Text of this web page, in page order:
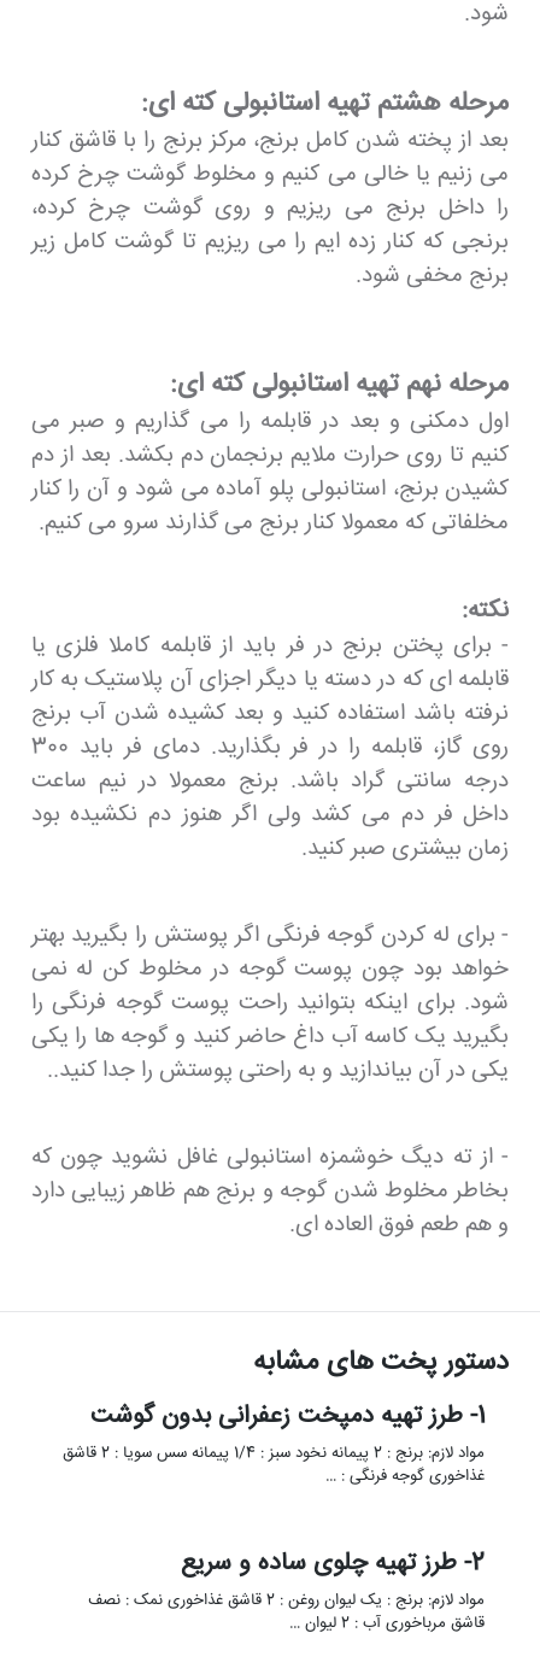
شود.
مرحله هشتم تهیه استانبولی کته ای:
بعد از پخته شدن کامل برنج، مرکز برنج را با قاشق کنار
می زنیم یا خالی می کنیم و مخلوط گوشت چرخ کرده
را داخل برنج می ریزیم و روی گوشت چرخ کرده،
برنجی که کنار زده ایم را می ریزیم تا گوشت کامل زیر
برنج مخفی شود.
مرحله نهم تهیه استانبولی کته ای:
اول دمکنی و بعد در قابلمه را می گذاریم و صبر می
کنیم تا روی حرارت ملایم برنجمان دم بکشد. بعد از دم
کشیدن برنج، استانبولی پلو آماده می شود و آن را کنار
مخلفاتی که معمولا کنار برنج می گذارند سرو می کنیم.
نکته:
- برای پختن برنج در فر باید از قابلمه کاملا فلزی یا
قابلمه ای که در دسته یا دیگر اجزای آن پلاستیک به کار
نرفته باشد استفاده کنید و بعد کشیده شدن آب برنج
روی گاز، قابلمه را در فر بگذارید. دمای فر باید 300
درجه سانتی گراد باشد. برنج معمولا در نیم ساعت
داخل فر دم می کشد ولی اگر هنوز دم نکشیده بود
زمان بیشتری صبر کنید.
- برای له کردن گوجه فرنگی اگر پوستش را بگیرید بهتر
خواهد بود چون پوست گوجه در مخلوط کن له نمی
شود. برای اینکه بتوانید راحت پوست گوجه فرنگی را
بگیرید یک کاسه آب داغ حاضر کنید و گوجه ها را یکی
یکی در آن بیاندازید و به راحتی پوستش را جدا کنید..
- از ته دیگ خوشمزه استانبولی غافل نشوید چون که
بخاطر مخلوط شدن گوجه و برنج هم ظاهر زیبایی دارد
و هم طعم فوق العاده ای.
دستور پخت های مشابه
1- طرز تهیه دمپخت زعفرانی بدون گوشت
مواد لازم: برنج : 2 پیمانه نخود سبز : 1/4 پیمانه سس سویا : 2 قاشق
غذاخوری گوجه فرنگی : …
2- طرز تهیه چلوی ساده و سریع
مواد لازم: برنج : یک لیوان روغن : 2 قاشق غذاخوری نمک : نصف
قاشق مرباخوری آب : 2 لیوان …